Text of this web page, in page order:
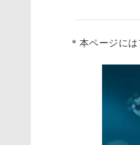
＊本ページに